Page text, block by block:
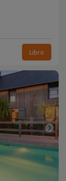
Libro